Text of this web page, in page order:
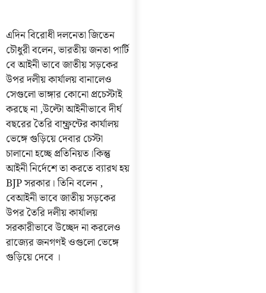
এদিন বিরোধী দলনেতা জিতেন
চৌধুরী বলেন, ভারতীয় জনতা পার্টি
বে আইনী ভাবে জাতীয় সড়কের
উপর দলীয় কার্যালয় বানালেও
সেগুলো ভাঙ্গার কোনো প্রচেস্টাই
করছে না ,উল্টো আইনীভাবে দীর্ঘ
বছরের তৈরি বাম্ফ্রন্টের কার্যালয়
ভেঙ্গে গুড়িয়ে দেবার চেস্টা
চালানো হচ্ছে প্রতিনিয়ত।কিন্তু
আইনী নির্দেশে তা করতে ব্যারথ হয়
BJP সরকার। তিনি বলেন ,
বেআইনী ভাবে জাতীয় সড়কের
উপর তৈরি দলীয় কার্যালয়
সরকারীভাবে উচ্ছেদ না করলেও
রাজ্যের জনগণই ওগুলো ভেঙ্গে
গুড়িয়ে দেবে ।